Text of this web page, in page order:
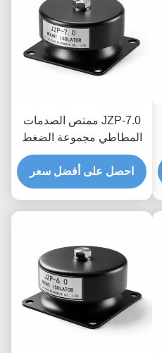
JZP-7.0 ممتص الصدمات
المطاطي مجموعة الضغط
المنخفض مرونة دائمة نسبة
التخميد الأمثل للآلات الثقيلة
احصل على أفضل سعر